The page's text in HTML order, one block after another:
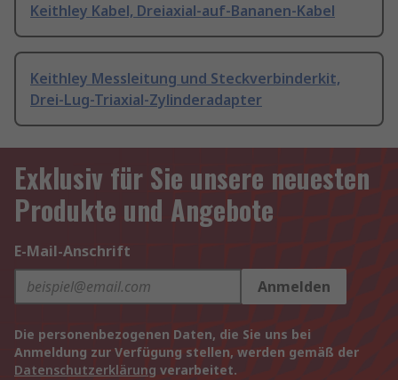
Keithley Kabel, Dreiaxial-auf-Bananen-Kabel
Keithley Messleitung und Steckverbinderkit,
Drei-Lug-Triaxial-Zylinderadapter
Exklusiv für Sie unsere neuesten
Produkte und Angebote
E-Mail-Anschrift
Anmelden
Die personenbezogenen Daten, die Sie uns bei
Anmeldung zur Verfügung stellen, werden gemäß der
Datenschutzerklärung verarbeitet.